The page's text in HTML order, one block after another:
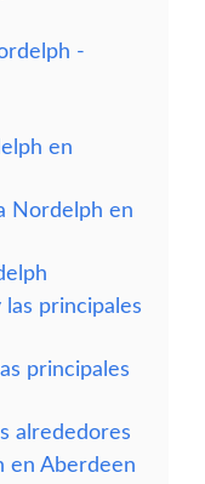
-
en
Nordelph en
principales
principales
alrededores
en Aberdeen